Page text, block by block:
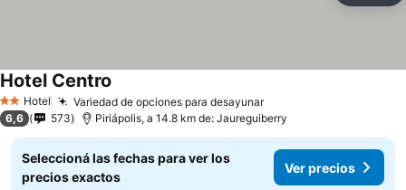
2 Estrellas
Hotel Variedad de opciones para desayunar
Hotel Centro
6,6 573 Piriápolis, a 14.8 km de: Jaureguiberry
Seleccioná las fechas para ver los
precios exactos
Ver precios